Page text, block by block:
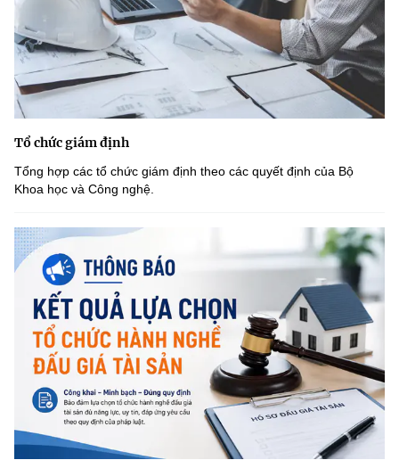
Tổ chức giám định
Tổng hợp các tổ chức giám định theo các quyết định của Bộ
Khoa học và Công nghệ.